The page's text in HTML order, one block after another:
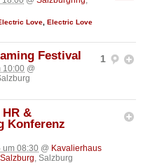
Love Electric Love
1
Festival
10:00 @
&
Konferenz
um 08:30 @ Kavalierhaus
, Salzburg